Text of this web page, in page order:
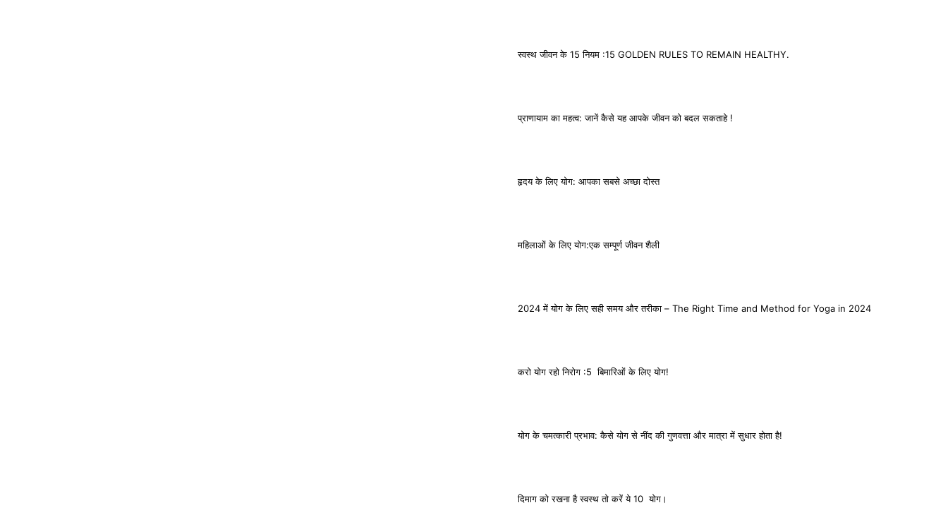
स्वस्थ जीवन के 15 नियम :15 GOLDEN RULES TO REMAIN HEALTHY.
प्राणायाम का महत्व: जानें कैसे यह आपके जीवन को बदल सकताहे !
हृदय के लिए योग: आपका सबसे अच्छा दोस्त
महिलाओं के लिए योग:एक सम्पूर्ण जीवन शैली
2024 में योग के लिए सही समय और तरीका – The Right Time and Method for Yoga in 2024
करो योग रहो निरोग :5 बिमारिओं के लिए योग!
योग के चमत्कारी प्रभाव: कैसे योग से नींद की गुणवत्ता और मात्रा में सुधार होता है!
दिमाग को रखना है स्वस्थ तो करें ये 10 योग।